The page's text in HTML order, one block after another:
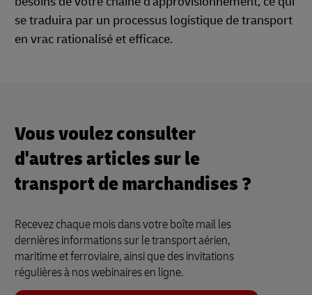
se traduira par un processus logistique de transport
en vrac rationalisé et efficace.
Vous voulez consulter
d'autres articles sur le
transport de marchandises ?
Recevez chaque mois dans votre boîte mail les
dernières informations sur le transport aérien,
maritime et ferroviaire, ainsi que des invitations
régulières à nos webinaires en ligne.